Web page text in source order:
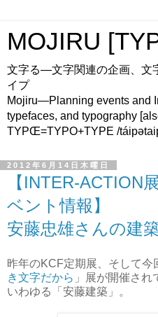
MOJIRU
文字る—文字関連の企画、文
イプ
Mojiru—Planning events and
typefaces, and typography
TYPŒ=TYPO+TYPE /
2012年6月14日木曜日
【INTER-ACTION
ベント情報】
安藤忠雄さんの建
昨年のKCF定期展、そして今
き文字だから 」展が開催され
いわゆる「安藤建築」。